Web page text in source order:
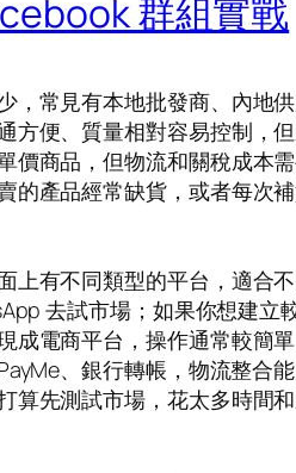
群組實戰
常見有本地批發商、內地
便、質量相對容易控制，
商品，但物流和關稅成本
產品經常缺貨，或者每次
有不同類型的平台，適合
去試市場；如果你想建立
電商平台，操作通常較簡
、銀行轉帳，物流整合
先測試市場，花太多時間